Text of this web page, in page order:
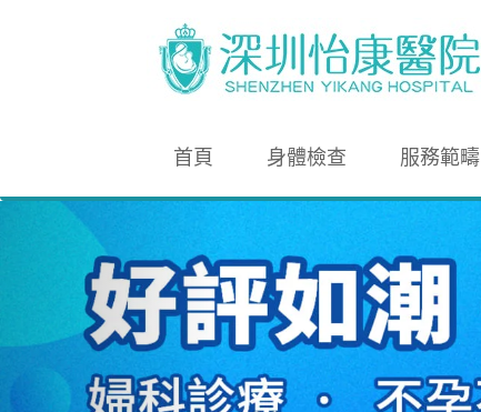
首頁 身體檢查 服務範疇